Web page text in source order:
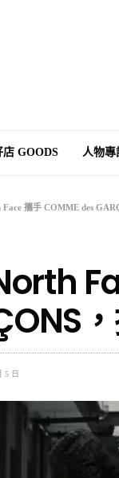
店 GOODS 人物專
攜手 COMME des
5 日